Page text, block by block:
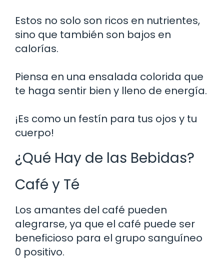
Estos no solo son ricos en nutrientes,
sino que también son bajos en
calorías.
Piensa en una ensalada colorida que
te haga sentir bien y lleno de energía.
¡Es como un festín para tus ojos y tu
cuerpo!
¿Qué Hay de las Bebidas?
Café y Té
Los amantes del café pueden
alegrarse, ya que el café puede ser
beneficioso para el grupo sanguíneo
0 positivo.